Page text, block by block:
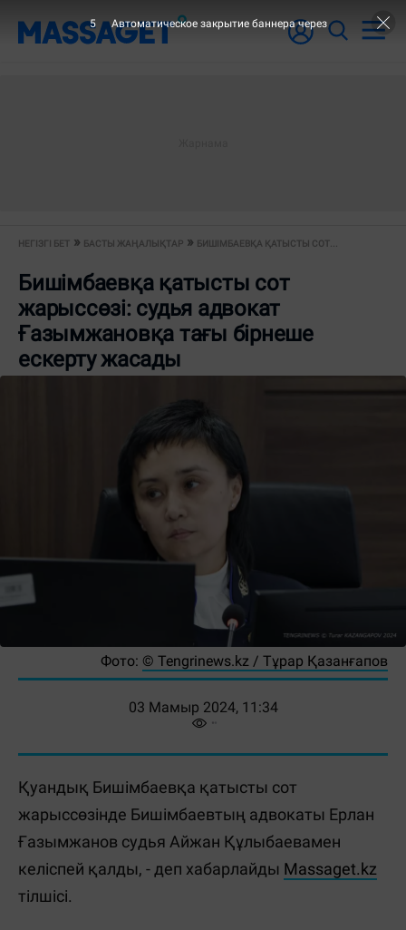
НЕГІЗГІ БЕТ БАСТЫ ЖАҢАЛЫҚТАР БИШІМБАЕВҚА ҚАТЫСТЫ СОТ...
Бишімбаевқа қатысты сот
жарыссөзі: судья адвокат
Ғазымжановқа тағы бірнеше
ескерту жасады
Фото: ©️ Tengrinews.kz / Тұрар Қазанғапов
03 Мамыр 2024, 11:34
Қуандық Бишімбаевқа қатысты сот
жарыссөзінде Бишімбаевтың адвокаты Ерлан
Ғазымжанов судья Айжан Құлыбаевамен
келіспей қалды, - деп хабарлайды Massaget.kz
тілшісі.
4 Автоматическое закрытие баннера через